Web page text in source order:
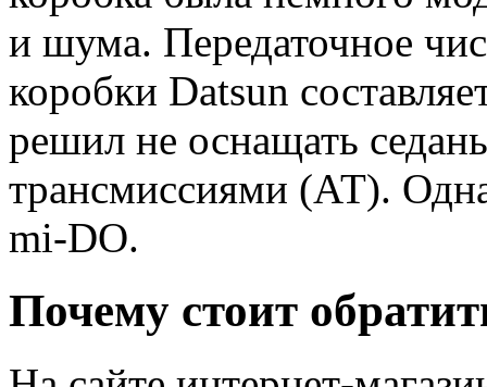
и шума. Передаточное
коробки Datsun
решил не оснащать
трансмиссиями (АТ).
mi-DO.
Почему стоит